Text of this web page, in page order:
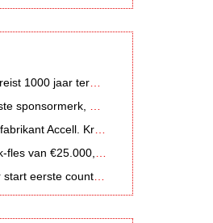
Voormalig MOJO-directeur start eerste country radiozender van Nederland